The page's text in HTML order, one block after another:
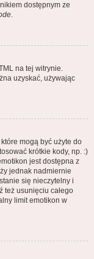
dostępnym ze
.
na tej witrynie.
uzyskać, używając
mogą być użyte do
krótkie kody, np. :)
jest dostępna z
jednak nadmiernie
się nieczytelny i
też usunięciu całego
limit emotikon w